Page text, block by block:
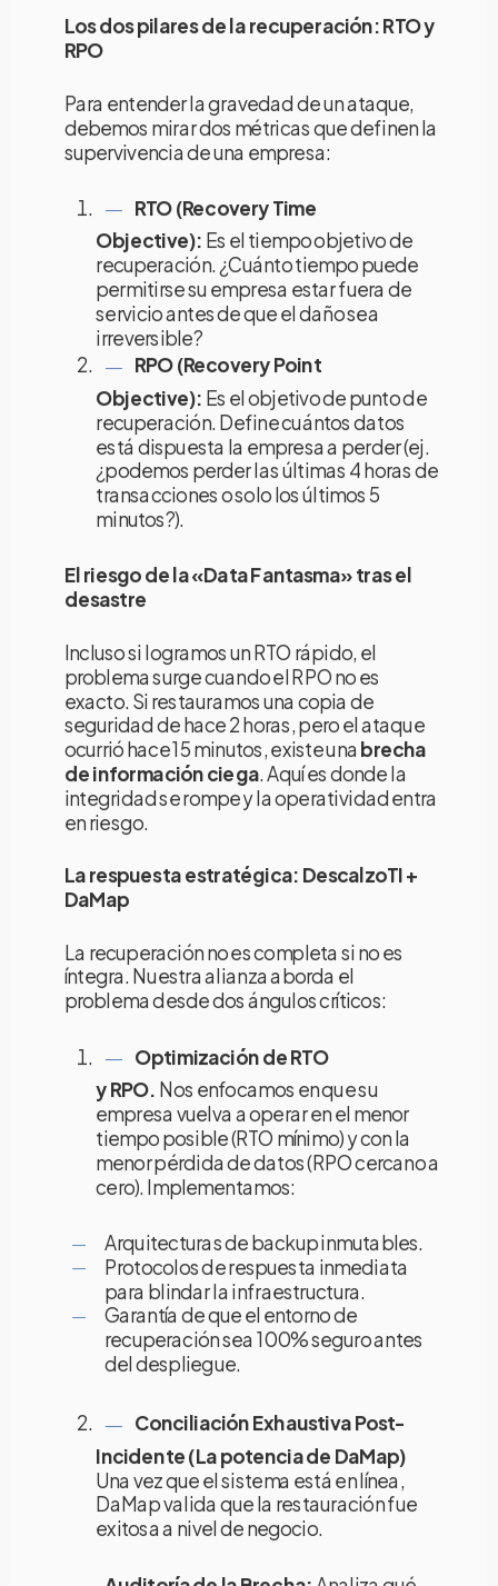
Los dos pilares de la recuperación: RTO y
RPO
Para entender la gravedad de un ataque,
debemos mirar dos métricas que definen la
supervivencia de una empresa:
RTO (Recovery Time
Objective): Es el tiempo objetivo de
recuperación. ¿Cuánto tiempo puede
permitirse su empresa estar fuera de
servicio antes de que el daño sea
irreversible?
RPO (Recovery Point
Objective): Es el objetivo de punto de
recuperación. Define cuántos datos
está dispuesta la empresa a perder (ej.
¿podemos perder las últimas 4 horas de
transacciones o solo los últimos 5
minutos?).
El riesgo de la «Data Fantasma» tras el
desastre
Incluso si logramos un RTO rápido, el
problema surge cuando el RPO no es
exacto. Si restauramos una copia de
seguridad de hace 2 horas, pero el ataque
ocurrió hace 15 minutos, existe una brecha
de información ciega. Aquí es donde la
integridad se rompe y la operatividad entra
en riesgo.
La respuesta estratégica: DescalzoTI +
DaMap
La recuperación no es completa si no es
íntegra. Nuestra alianza aborda el
problema desde dos ángulos críticos:
Optimización de RTO
yRPO. Nos enfocamos en que su
empresa vuelva a operar en el menor
tiempo posible (RTO mínimo) y con la
menor pérdida de datos (RPO cercano a
cero). Implementamos:
Arquitecturas de backup inmutables.
Protocolos de respuesta inmediata
para blindar la infraestructura.
Garantía de que el entorno de
recuperación sea 100% seguro antes
del despliegue.
Conciliación Exhaustiva Post-
Incidente (La potencia de DaMap)
Una vez que el sistema está en línea,
DaMap valida que la restauración fue
exitosa a nivel de negocio.